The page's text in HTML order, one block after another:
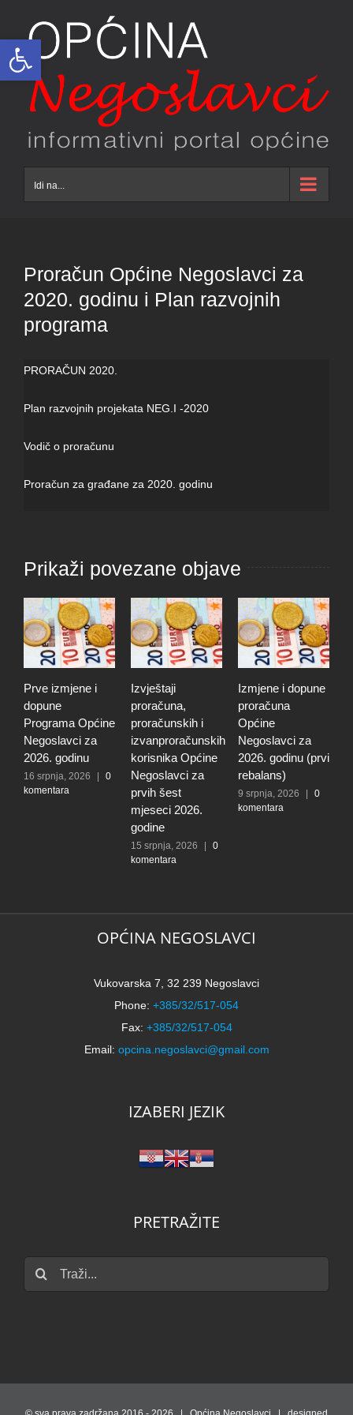
Open toolbar
content
Idi na...
Proračun Općine Negoslavci za
2020. godinu i Plan razvojnih
programa
PRORAČUN 2020.
Plan razvojnih projekata NEG.I -2020
Vodič o proračunu
Proračun za građane za 2020. godinu
Prikaži povezane objave
Prve izmjene i
dopune
Programa Općine
Negoslavci za
2026. godinu
16 srpnja, 2026
0
komentara
Izvještaji
proračuna,
proračunskih i
izvanproračunskih
korisnika Općine
Negoslavci za
prvih šest
mjeseci 2026.
godine
15 srpnja, 2026
0
komentara
Izmjene i dopune
proračuna
Općine
Negoslavci za
2026. godinu (prvi
rebalans)
9 srpnja, 2026
0
komentara
OPĆINA NEGOSLAVCI
Vukovarska 7, 32 239 Negoslavci
Phone: +385/32/517-054
Fax: +385/32/517-054
Email: opcina.negoslavci@gmail.com
IZABERI JEZIK
PRETRAŽITE
Traži...